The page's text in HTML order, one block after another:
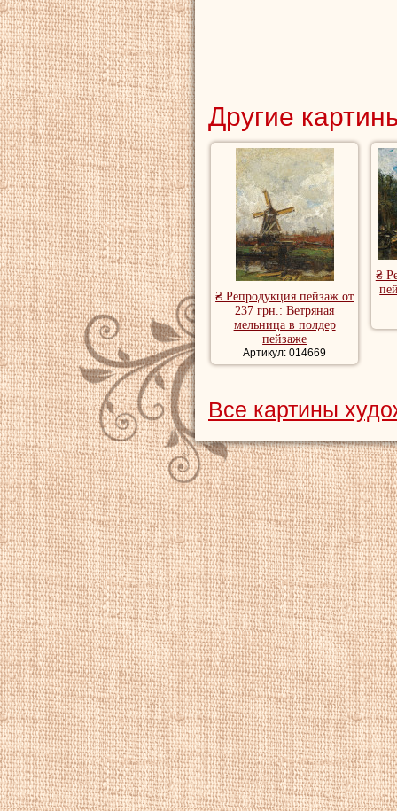
Другие
₴ Репродукция пейзаж от
237 грн.: Ветряная
мельница в полдер
пейзаже
Артикул: 014669
₴
Все картины